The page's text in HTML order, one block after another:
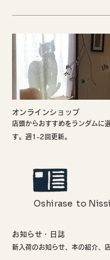
​オンラインショップ
店頭からおすすめをランダムに
す。週1-2回更新。
Oshirase to Nissi
お知らせ・日誌
新入荷のお知らせ、本の紹介、